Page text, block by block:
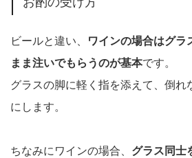
ビールと違い、
ワインの場合はグラ
まま注いでもらうのが基本です。
グラスの脚に軽く指を添えて、倒れ
にします。
ちなみにワインの場合、 グラス同士